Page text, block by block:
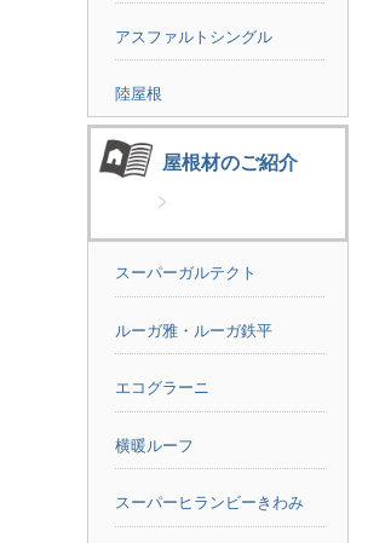
アスファルトシングル
陸屋根
屋根材のご紹介
スーパーガルテクト
ルーガ雅・ルーガ鉄平
エコグラーニ
横暖ルーフ
スーパーヒランビーきわみ